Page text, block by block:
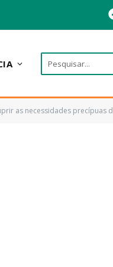
Municipal de Infraestrutura de Anapurus)